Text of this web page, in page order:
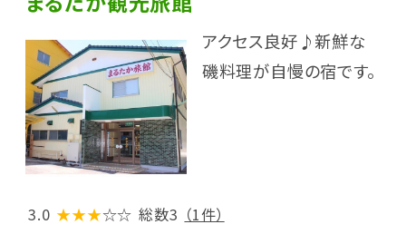
アクセス良好♪新鮮な
磯料理が自慢の宿です。
3.0 ★★★☆☆ 総数3 （1件）